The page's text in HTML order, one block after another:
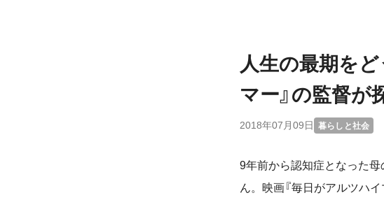
人生の最期を
マー』の監督が
2018年07月09日 暮らしと社会
9年前から認知症となった
ん。映画『毎日がアルツハ